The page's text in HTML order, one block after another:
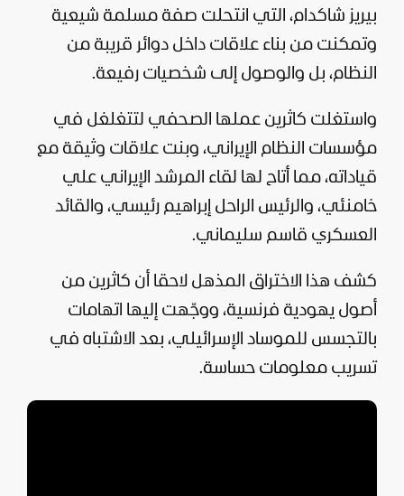
بيريز شاكدام، التي انتحلت صفة مسلمة شيعية
وتمكنت من بناء علاقات داخل دوائر قريبة من
النظام، بل والوصول إلى شخصيات رفيعة.
واستغلت كاثرين عملها الصحفي لتتغلغل في
مؤسسات النظام الإيراني، وبنت علاقات وثيقة مع
قياداته، مما أتاح لها لقاء المرشد الإيراني علي
خامنئي، والرئيس الراحل إبراهيم رئيسي، والقائد
العسكري قاسم سليماني.
كشف هذا الاختراق المذهل لاحقا أن كاثرين من
أصول يهودية فرنسية، ووجّهت إليها اتهامات
بالتجسس للموساد الإسرائيلي، بعد الاشتباه في
تسريب معلومات حساسة.